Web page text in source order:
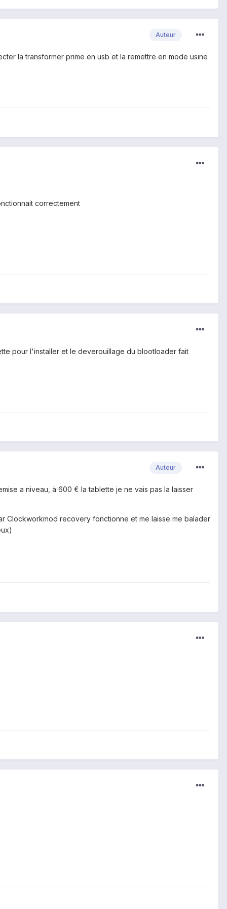
Auteur
la transformer prime en usb et la remettre en mode usine
correctement
pour l'installer et le deverouillage du blootloader fait
Auteur
a niveau, à 600 € la tablette je ne vais pas la laisser
Clockworkmod recovery fonctionne et me laisse me balader